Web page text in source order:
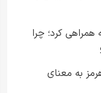
همراهی کرد؛ چرا
به معنای